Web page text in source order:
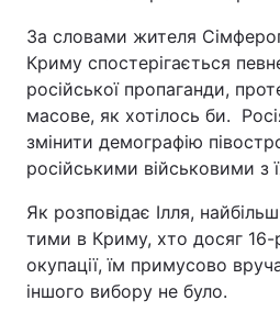
За словами жителя
Криму спостерігається
російської пропаганди,
масове, як хотілось би.
змінити демографію
російськими військовими з
Як розповідає Ілля,
тими в Криму, хто досяг 16-
окупації, їм примусово
іншого вибору не було.